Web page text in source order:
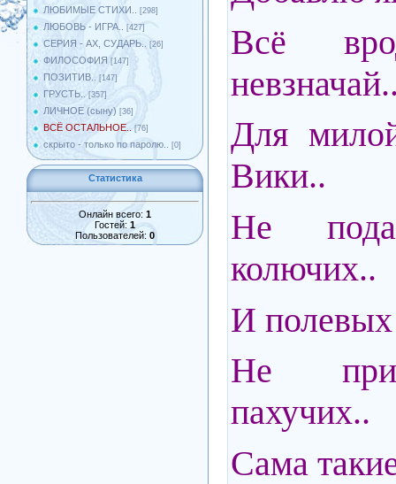
ЛЮБИМЫЕ СТИХИ.. [298]
ЛЮБОВЬ - ИГРА.. [427]
СЕРИЯ - АХ, СУДАРЬ.. [26]
ФИЛОСОФИЯ [147]
ПОЗИТИВ.. [147]
ГРУСТЬ.. [357]
ЛИЧНОЕ (сыну) [36]
ВСЁ ОСТАЛЬНОЕ.. [76]
скрыто - только по паролю.. [0]
Статистика
Онлайн всего: 1
Гостей: 1
Пользователей: 0
Всё
Для
Вики..
Не
колючих..
И полевых
Не
пахучих..
Сама